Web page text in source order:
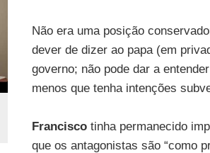
Não era uma posição
dever de dizer ao papa (em
governo; não pode dar a
menos que tenha intenções
Francisco tinha permanecido
que os antagonistas são “como